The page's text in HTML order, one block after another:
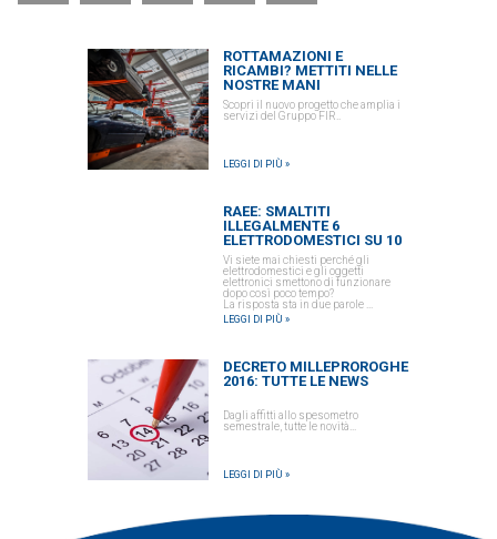
ROTTAMAZIONI E
RICAMBI? METTITI NELLE
NOSTRE MANI
Scopri il nuovo progetto che amplia i
servizi del Gruppo FIR..
LEGGI DI PIÙ »
RAEE: SMALTITI
ILLEGALMENTE 6
ELETTRODOMESTICI SU 10
Vi siete mai chiesti perché gli
elettrodomestici e gli oggetti
elettronici smettono di funzionare
dopo così poco tempo?
La risposta sta in due parole ...
LEGGI DI PIÙ »
DECRETO MILLEPROROGHE
2016: TUTTE LE NEWS
Dagli affitti allo spesometro
semestrale, tutte le novità...
LEGGI DI PIÙ »